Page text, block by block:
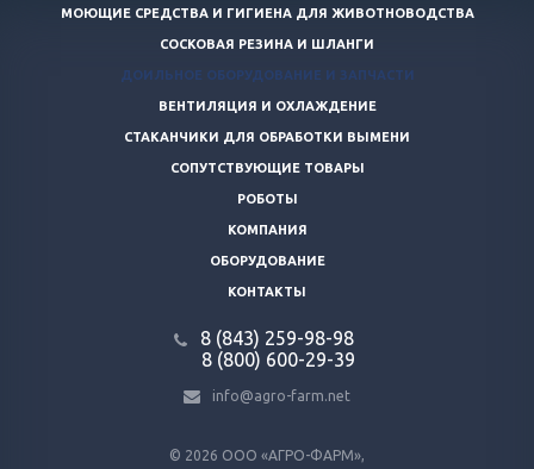
© 2026 ООО «АГРО-ФАРМ»,
МОЮЩИЕ СРЕДСТВА И ГИГИЕНА ДЛЯ ЖИВОТНОВОДСТВА
СОСКОВАЯ РЕЗИНА И ШЛАНГИ
ДОИЛЬНОЕ ОБОРУДОВАНИЕ И ЗАПЧАСТИ
ВЕНТИЛЯЦИЯ И ОХЛАЖДЕНИЕ
СТАКАНЧИКИ ДЛЯ ОБРАБОТКИ ВЫМЕНИ
СОПУТСТВУЮЩИЕ ТОВАРЫ
РОБОТЫ
КОМПАНИЯ
ОБОРУДОВАНИЕ
КОНТАКТЫ
8 (843) 259-98-98
8 (800) 600-29-39
info@agro-farm.net